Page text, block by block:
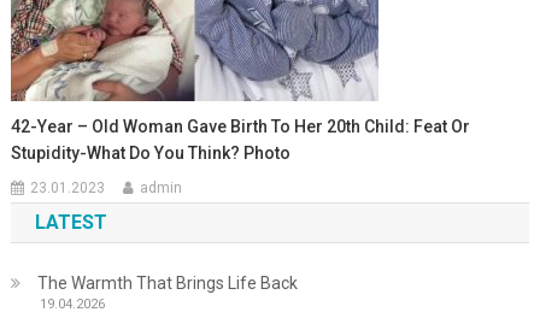
42-Year – Old Woman Gave Birth To Her 20th Child: Feat Or
Stupidity-What Do You Think? Photo
23.01.2023 admin
LATEST
The Warmth That Brings Life Back
19.04.2026